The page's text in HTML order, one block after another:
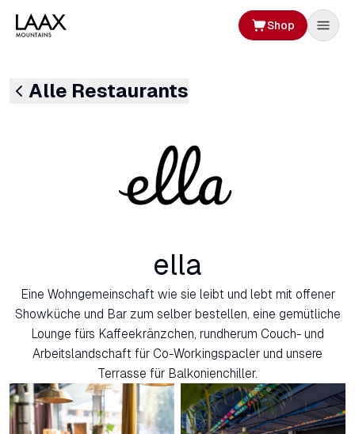
Shop
Alle Restaurants
ella
Eine Wohngemeinschaft wie sie leibt und lebt mit offener
Showküche und Bar zum selber bestellen, eine gemütliche
Lounge fürs Kaffeekränzchen, rundherum Couch- und
Arbeitslandschaft für Co-Workingspacler und unsere
Terrasse für Balkonienchiller.